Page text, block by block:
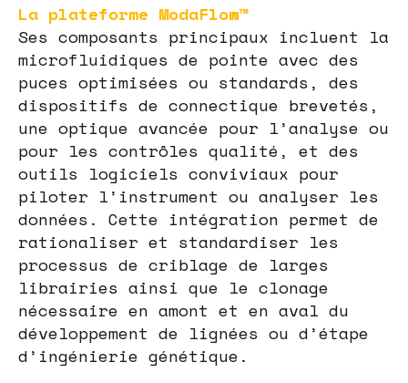
La plateforme ModaFlow™
Ses composants principaux incluent la
microfluidiques de pointe avec des
puces optimisées ou standards, des
dispositifs de connectique brevetés,
une optique avancée pour l’analyse ou
pour les contrôles qualité, et des
outils logiciels conviviaux pour
piloter l’instrument ou analyser les
données. Cette intégration permet de
rationaliser et standardiser les
processus de criblage de larges
librairies ainsi que le clonage
nécessaire en amont et en aval du
développement de lignées ou d’étape
d’ingénierie génétique.